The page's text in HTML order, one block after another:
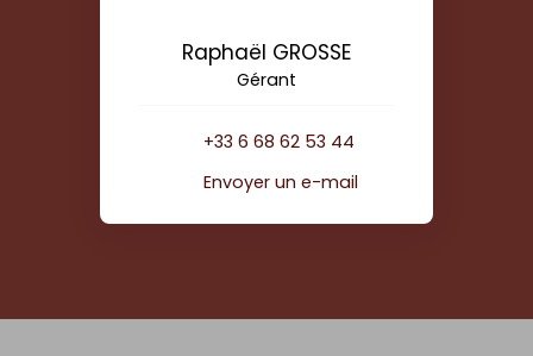
Raphaël GROSSE
Gérant
+33 6 68 62 53 44
Envoyer un e-mail